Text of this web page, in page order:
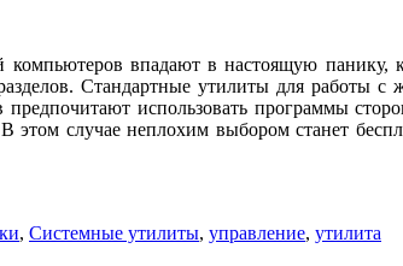
компьютеров впадают в настоящую панику,
Стандартные утилиты для
использовать программы
этом случае неплохим выбором станет
, Системные утилиты, управление, утилита